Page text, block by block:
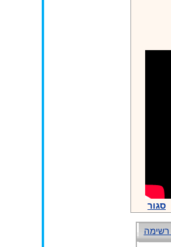
סגור
רשימה